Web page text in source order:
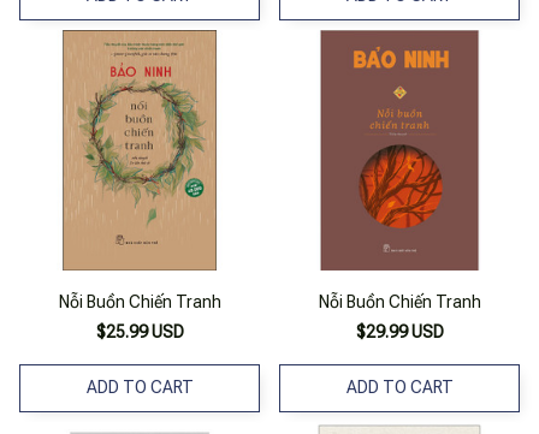
Nỗi Buồn Chiến Tranh
$25.99 USD
ADD TO CART
Nỗi Buồn Chiến Tranh
$29.99 USD
ADD TO CART